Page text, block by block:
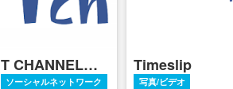
T CHANNEL（Tちゃん）
ソーシャルネットワーク
Timeslip
写真/ビデオ